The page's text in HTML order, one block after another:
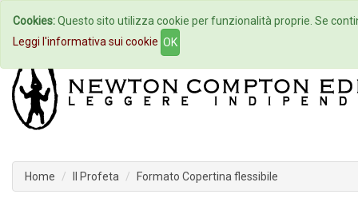
Home Autori Eventi
Home Il Profeta Formato Copertina flessibile
Cookies:Questo sito utilizza cookie per funzionalità proprie. Se
Leggi l'informativa sui cookie OK